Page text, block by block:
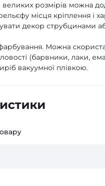
розмірів можна
місця кріплення
декор струбцинами
Можна
(барвники, лаки,
вакуумної плівкою.